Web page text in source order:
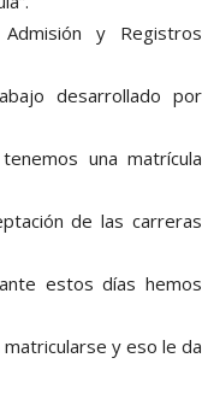
y Registros
desarrollado por
una matrícula
de las carreras
estos días hemos
y eso le da